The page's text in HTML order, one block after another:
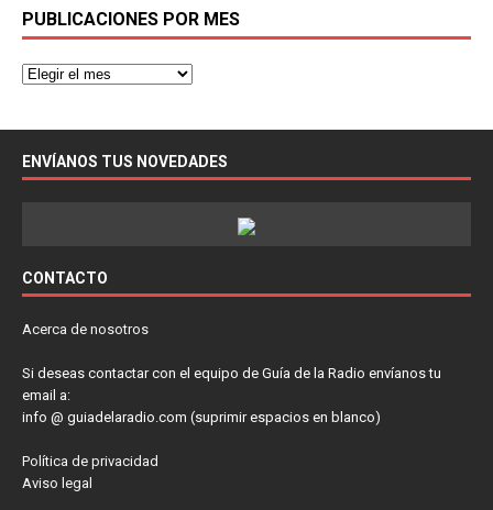
PUBLICACIONES POR MES
ENVÍANOS TUS NOVEDADES
CONTACTO
Acerca de nosotros
Si deseas contactar con el equipo de Guía de la Radio envíanos tu
email a:
info @ guiadelaradio.com (suprimir espacios en blanco)
Política de privacidad
Aviso legal